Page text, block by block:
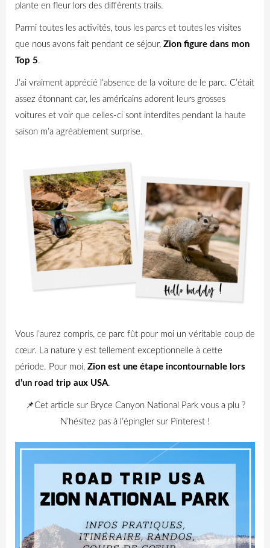
plante en fleur lors des différents trails.
Parmi toutes les activités, tous les parcs et toutes les visites
que nous avons fait pendant ce séjour, Zion figure dans mon
Top 5.
J’ai vraiment apprécié l’absence de la voiture de le parc. C’était
assez étonnant car, les américains adorent leurs grosses
voitures et voir que celles-ci sont interdites pendant la haute
saison m’a agréablement surprise.
Vous l’aurez compris, ce parc fût pour moi un véritable coup de
cœur. La nature y est tellement exceptionnelle à cette
période. Pour moi, Zion est une étape incontournable lors
d’un road trip aux USA.
📌Cet article sur Bryce Canyon National Park vous a plu ?
N’hésitez pas à l’épingler sur Pinterest !